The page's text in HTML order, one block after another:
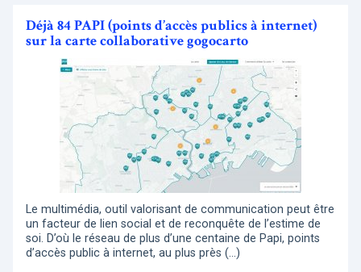
Déjà 84 PAPI (points d’accès publics à internet)
sur la carte collaborative gogocarto
Le multimédia, outil valorisant de communication peut être
un facteur de lien social et de reconquête de l’estime de
soi. D’où le réseau de plus d’une centaine de Papi, points
d’accès public à internet, au plus près (…)